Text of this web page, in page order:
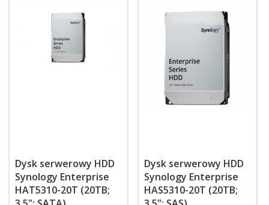
Dysk serwerowy HDD
Synology Enterprise
HAT5310-20T (20TB;
Dysk serwerowy HDD
Synology Enterprise
HAS5310-20T (20TB;